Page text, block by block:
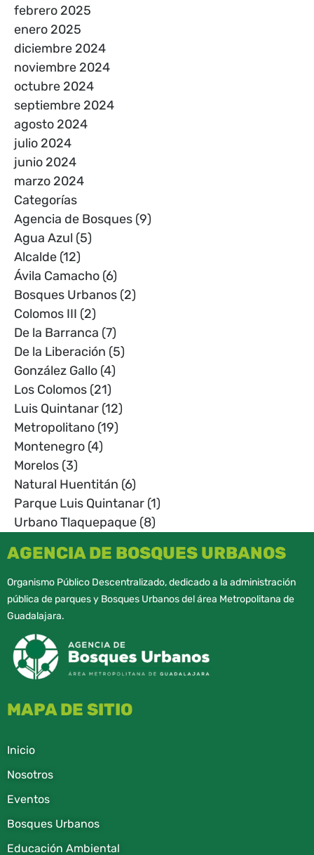
febrero 2025
enero 2025
diciembre 2024
noviembre 2024
octubre 2024
septiembre 2024
agosto 2024
julio 2024
junio 2024
marzo 2024
Categorías
Agencia de Bosques (9)
Agua Azul (5)
Alcalde (12)
Ávila Camacho (6)
Bosques Urbanos (2)
Colomos III (2)
De la Barranca (7)
De la Liberación (5)
González Gallo (4)
Los Colomos (21)
Luis Quintanar (12)
Metropolitano (19)
Montenegro (4)
Morelos (3)
Natural Huentitán (6)
Parque Luis Quintanar (1)
Urbano Tlaquepaque (8)
AGENCIA DE BOSQUES URBANOS
Organismo Público Descentralizado, dedicado a la administración
pública de parques y Bosques Urbanos del área Metropolitana de
Guadalajara.
MAPA DE SITIO
Inicio
Nosotros
Eventos
Bosques Urbanos
Educación Ambiental